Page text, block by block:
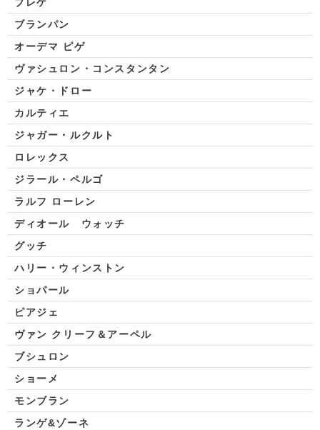
ブレゲ
ブランパン
オーデマ ピゲ
ヴァシュロン・コンスタンタン
ジャケ・ドロー
カルティエ
ジャガー・ルクルト
ロレックス
ジラール・ペルゴ
ラルフ ローレン
ディオール ウォッチ
グッチ
ハリー・ウィンストン
ショパール
ピアジェ
ヴァン クリーフ＆アーペル
ブシュロン
ショーメ
モンブラン
ランゲ&ゾーネ